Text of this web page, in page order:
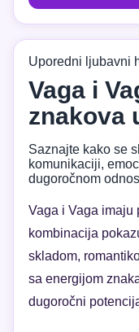
Uporedni ljubavni
Vaga i
znakova
Saznajte kako se
komunikaciji,
dugoročnom
Vaga i Vaga imaju
kombinacija
skladom,
sa energijom
dugoročni